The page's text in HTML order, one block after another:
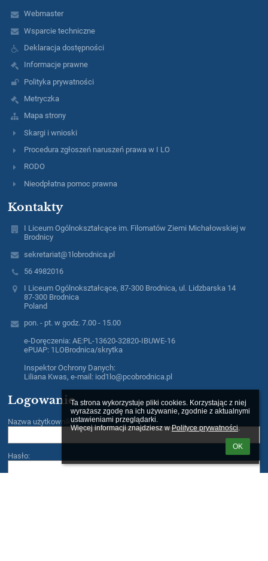
Ta strona wykorzystuje pliki cookies. Korzystając z niej
wyrażasz zgodę na ich używanie, zgodnie z aktualnymi
ustawieniami przeglądarki.
Więcej informacji znajdziesz w Polityce prywatności.
OK
Webmaster
Wsparcie techniczne
Deklaracja dostępności
Informacje prawne
Polityka prywatności
Metryczka
Mapa strony
Skargi i wnioski
Procedura zgłoszeń naruszeń prawa w I LO
RODO
Nieodpłatna pomoc prawna
Kontakty
I Liceum Ogólnokształcące im. Filomatów Ziemi Michałowskiej w
Brodnicy
sekretariat@1lobrodnica.pl
56 4982016
I Liceum Ogólnokształcące, 87-300 Brodnica, ul. Lidzbarska 14
87-300 Brodnica
Poland
pon. - pt. w godz. 7.00 - 15.00
e-Doręczenia: AE:PL-13620-32820-IBUWE-16
ePUAP: 1LOBrodnica/skrytka
Inspektor Ochrony Danych:
Liliana Kwas, e-mail: iod1lo@pcobrodnica.pl
Logowanie
Nazwa użytkownika:
Hasło: